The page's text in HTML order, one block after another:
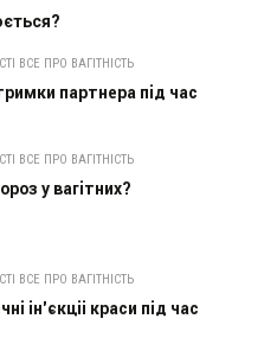
ВСЕ ПРО ВАГІТНІСТЬ
партнера під час
ВСЕ ПРО ВАГІТНІСТЬ
у вагітних?
ВСЕ ПРО ВАГІТНІСТЬ
ін'єкціі краси під час